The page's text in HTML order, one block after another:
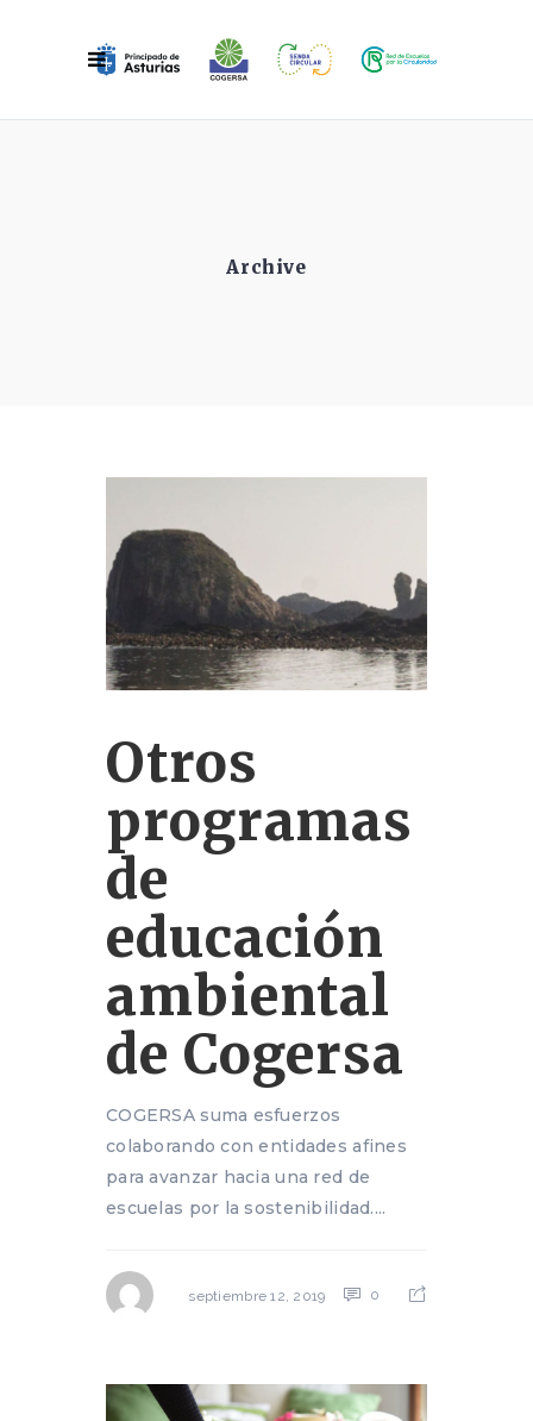
Archive
Otros
programas
de
educación
ambiental
de Cogersa
COGERSA suma esfuerzos
colaborando con entidades afines
para avanzar hacia una red de
escuelas por la sostenibilidad....
septiembre 12, 2019 0